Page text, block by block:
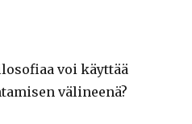
voi käyttää
välineenä?